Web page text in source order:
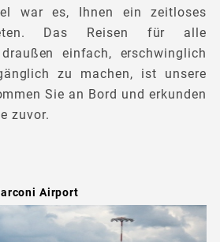
war es, Ihnen ein zeitloses
Das Reisen für alle
einfach, erschwinglich
zu machen, ist unsere
Sie an Bord und erkunden
zuvor.
Airport